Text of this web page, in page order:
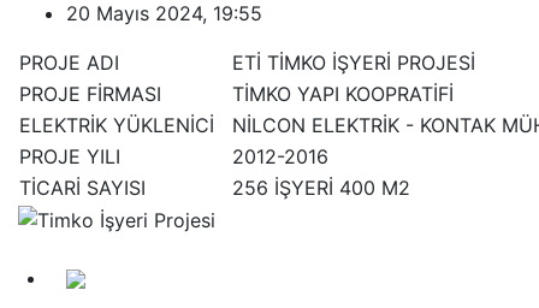
20 Mayıs 2024, 19:55
PROJE ADI
ETİ TİMKO İŞYERİ PROJESİ
PROJE FİRMASI
TİMKO YAPI KOOPRATİFİ
ELEKTRİK YÜKLENİCİ
NİLCON ELEKTRİK - KONTAK
PROJE YILI
2012-2016
TİCARİ SAYISI
256 İŞYERİ 400 M2